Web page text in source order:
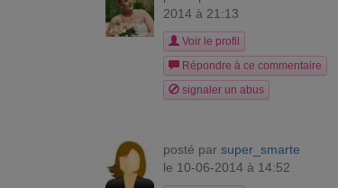
2014 à 21:13
Voir le profil
Répondre à ce commentaire
signaler un abus
posté par super_smarte
le 10-06-2014 à 14:52